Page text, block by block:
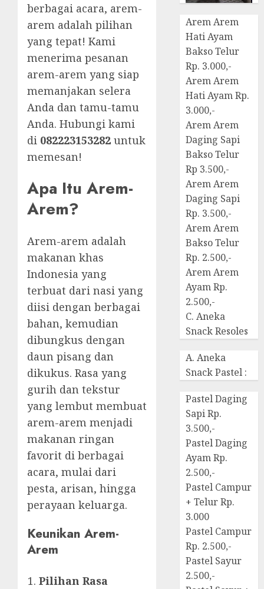
berbagai acara, arem-
arem adalah pilihan
yang tepat! Kami
menerima pesanan
arem-arem yang siap
memanjakan selera
Anda dan tamu-tamu
Anda. Hubungi kami
di 082223153282 untuk
memesan!
Apa Itu Arem-
Arem?
Arem-arem adalah
makanan khas
Indonesia yang
terbuat dari nasi yang
diisi dengan berbagai
bahan, kemudian
dibungkus dengan
daun pisang dan
dikukus. Rasa yang
gurih dan tekstur
yang lembut membuat
arem-arem menjadi
makanan ringan
favorit di berbagai
acara, mulai dari
pesta, arisan, hingga
perayaan keluarga.
Keunikan Arem-
Arem
Pilihan Rasa
Arem Arem
Hati Ayam
Bakso Telur
Rp. 3.000,-
Arem Arem
Hati Ayam Rp.
3.000,-
Arem Arem
Daging Sapi
Bakso Telur
Rp 3.500,-
Arem Arem
Daging Sapi
Rp. 3.500,-
Arem Arem
Bakso Telur
Rp. 2.500,-
Arem Arem
Ayam Rp.
2.500,-
C. Aneka
Snack Resoles
A. Aneka
Snack Pastel :
Pastel Daging
Sapi Rp.
3.500,-
Pastel Daging
Ayam Rp.
2.500,-
Pastel Campur
+ Telur Rp.
3.000
Pastel Campur
Rp. 2.500,-
Pastel Sayur
2.500,-